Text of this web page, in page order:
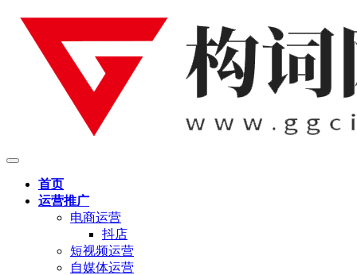
首页
运营推广
电商运营
抖店
短视频运营
自媒体运营